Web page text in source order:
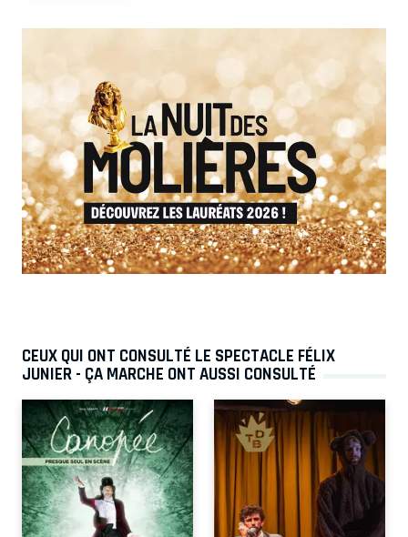
CEUX QUI ONT CONSULTÉ LE SPECTACLE FÉLIX
JUNIER - ÇA MARCHE ONT AUSSI CONSULTÉ